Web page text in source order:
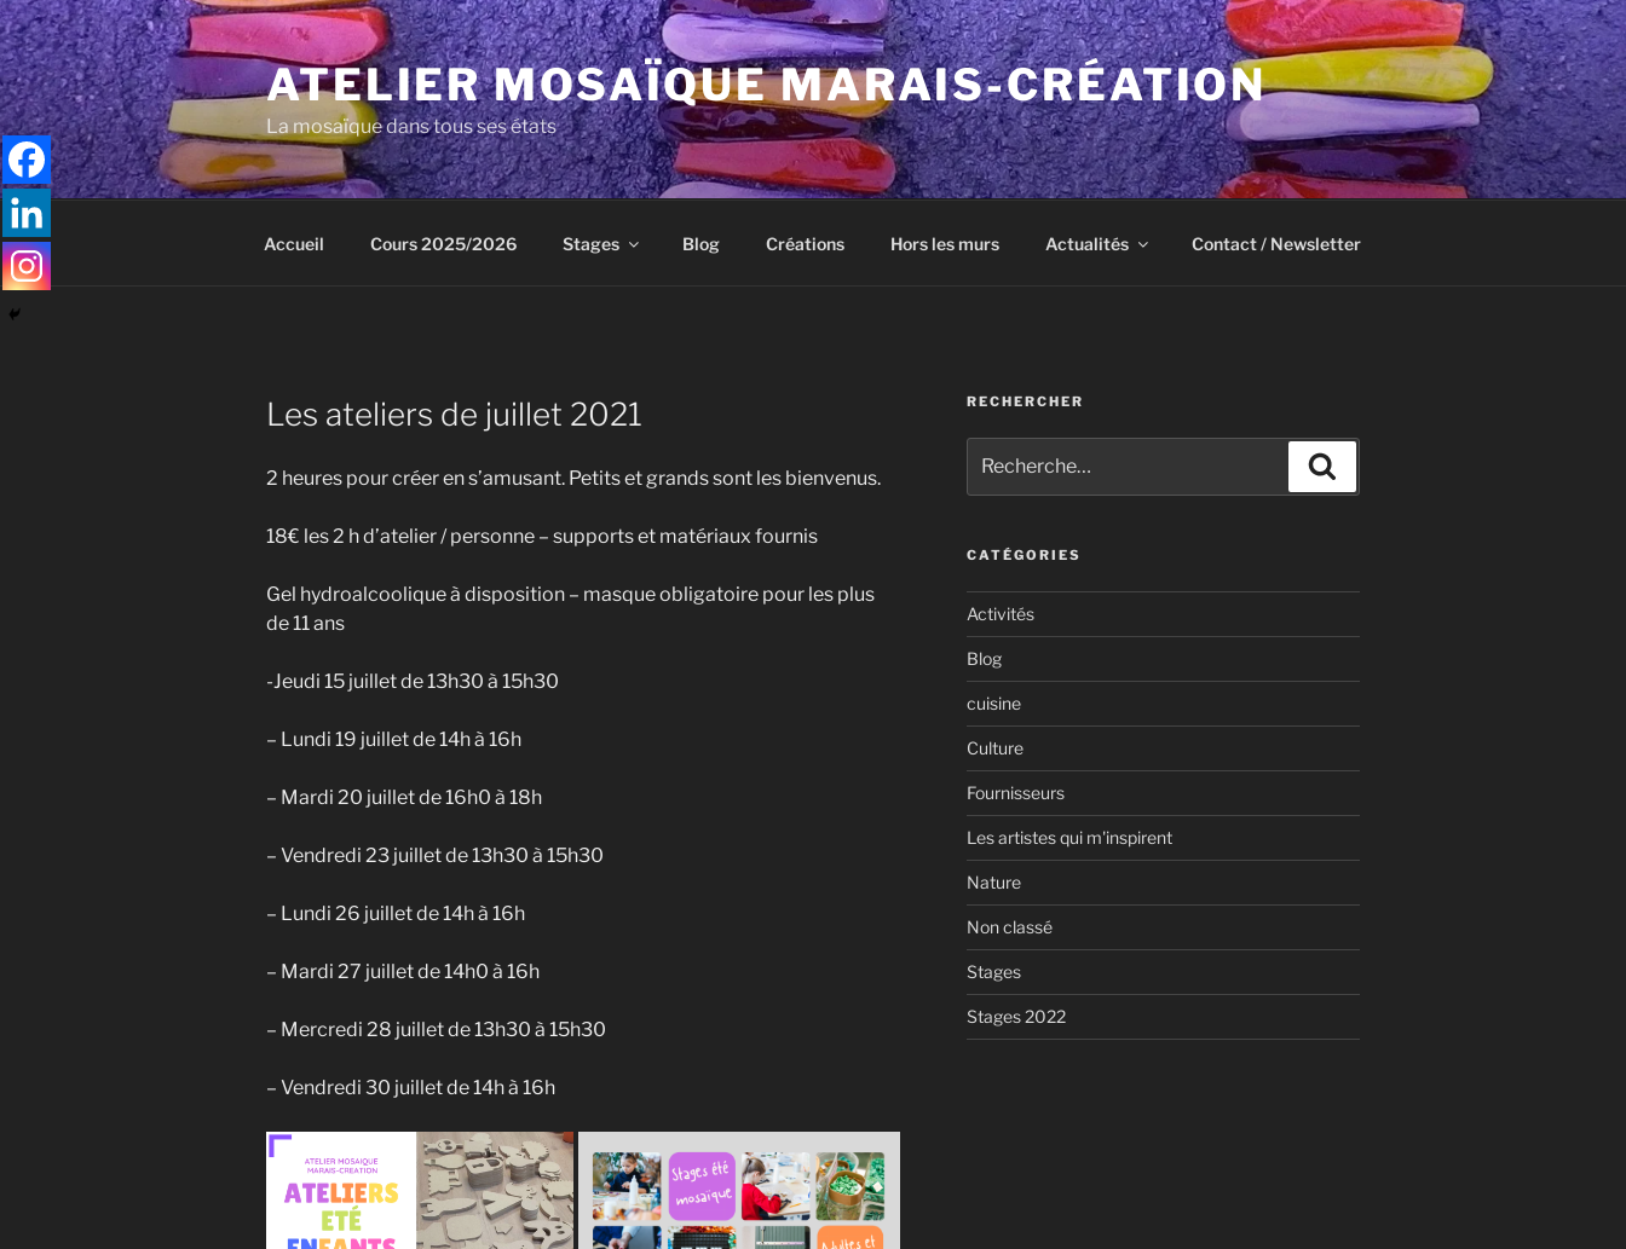
Aller
au
contenu
principal
ATELIER MOSAÏQUE MARAIS-CRÉATION
La mosaïque dans tous ses états
Accueil Cours 2025/2026 Stages Blog Créations Hors les murs Actualités Contact / Newsletter
Les ateliers de juillet 2021
2 heures pour créer en s’amusant. Petits et grands sont les bienvenus.
18€ les 2 h d’atelier / personne – supports et matériaux fournis
Gel hydroalcoolique à disposition – masque obligatoire pour les plus
de 11 ans
-Jeudi 15 juillet de 13h30 à 15h30
– Lundi 19 juillet de 14h à 16h
– Mardi 20 juillet de 16h0 à 18h
– Vendredi 23 juillet de 13h30 à 15h30
– Lundi 26 juillet de 14h à 16h
– Mardi 27 juillet de 14h0 à 16h
– Mercredi 28 juillet de 13h30 à 15h30
– Vendredi 30 juillet de 14h à 16h
RECHERCHER
pour
:
CATÉGORIES
Activités
Blog
cuisine
Culture
Fournisseurs
Les artistes qui m'inspirent
Nature
Non classé
Stages
Stages 2022